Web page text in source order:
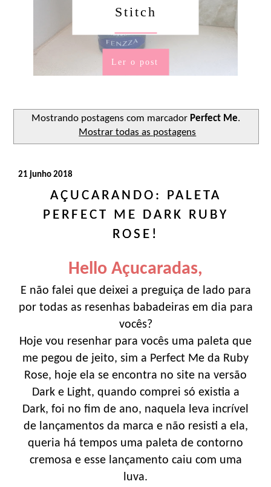
Stitch
Ler o post
Mostrando postagens com marcador Perfect Me.
Mostrar todas as postagens
21 junho 2018
AÇUCARANDO: PALETA
PERFECT ME DARK RUBY
ROSE!
Hello Açucaradas,
E não falei que deixei a preguiça de lado para
por todas as resenhas babadeiras em dia para
vocês?
Hoje vou resenhar para vocês uma paleta que
me pegou de jeito, sim a Perfect Me da Ruby
Rose, hoje ela se encontra no site na versão
Dark e Light, quando comprei só existia a
Dark, foi no fim de ano, naquela leva incrível
de lançamentos da marca e não resisti a ela,
queria há tempos uma paleta de contorno
cremosa e esse lançamento caiu com uma
luva.